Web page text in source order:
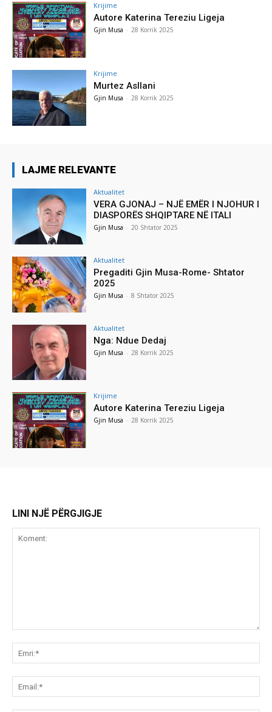
Krijime
Autore Katerina Tereziu Ligeja
Gjin Musa - 28 Korrik 2025
Krijime
Murtez Asllani
Gjin Musa - 28 Korrik 2025
LAJME RELEVANTE
Aktualitet
VERA GJONAJ – NJË EMËR I NJOHUR I
DIASPORËS SHQIPTARE NË ITALI
Gjin Musa - 20 Shtator 2025
Aktualitet
Pregaditi Gjin Musa-Rome- Shtator
2025
Gjin Musa - 8 Shtator 2025
Aktualitet
Nga: Ndue Dedaj
Gjin Musa - 28 Korrik 2025
Krijime
Autore Katerina Tereziu Ligeja
Gjin Musa - 28 Korrik 2025
LINI NJË PËRGJIGJE